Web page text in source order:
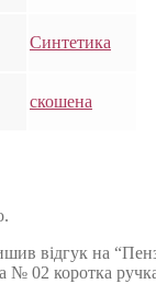
Синтетика
скошена
відгук на
№ 02 коротка